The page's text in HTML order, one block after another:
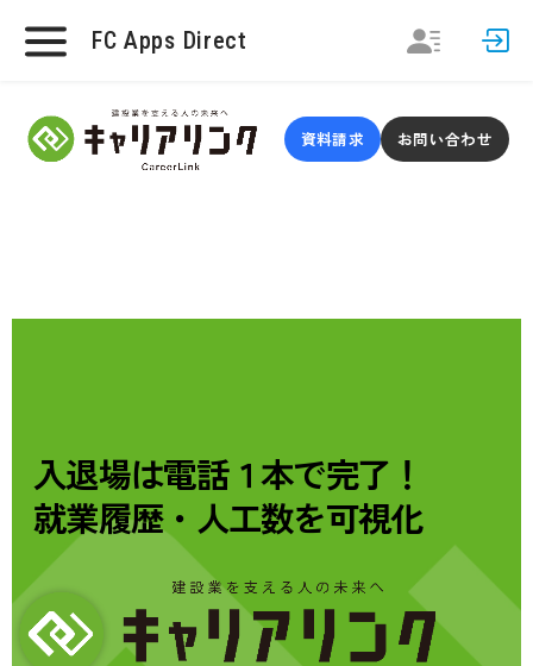
FC Apps Direct
資料請求 お問い合わせ
入退場は電話１本で完了！
就業履歴・人工数を可視化